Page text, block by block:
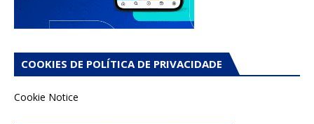
COOKIES DE POLÍTICA DE PRIVACIDADE
Cookie Notice